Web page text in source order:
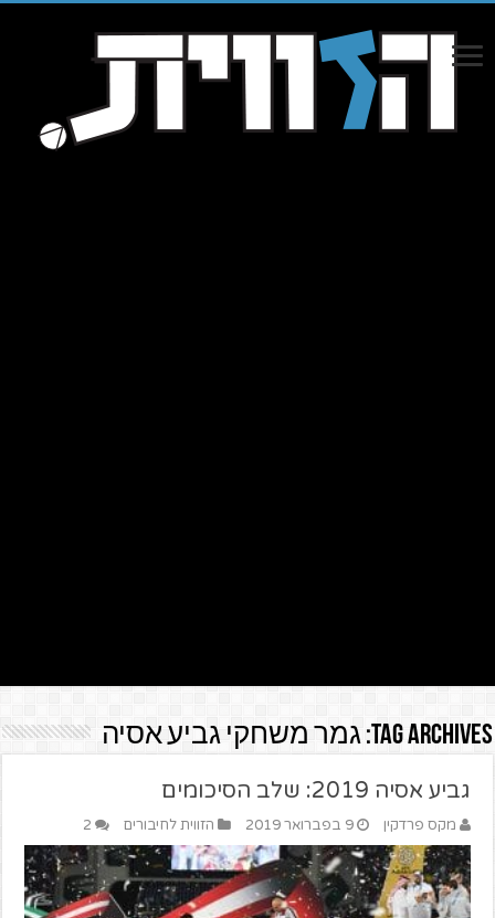
Tag Archives: גמר משחקי גביע אסיה
גביע אסיה 2019: שלב הסיכומים
מקס פרדקין 9 בפברואר 2019 הזווית לחיבורים 2